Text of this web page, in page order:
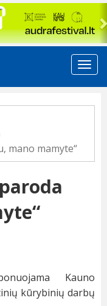
mano mamyte“
Kauno
kūrybinių darbų